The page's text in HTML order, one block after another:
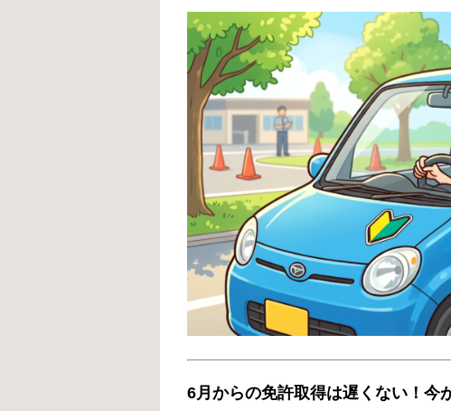
6月からの免許取得は遅くない！今